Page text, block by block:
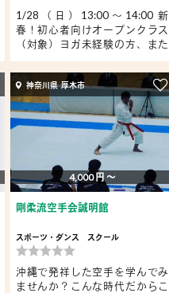
1/28（日）13:00～14:00 新
春！初心者向けオープンクラス
（対象）ヨガ未経験の方、また
神奈川県 厚木市
4,000 円 〜
剛柔流空手会誠明館
スポーツ・ダンス スクール
沖縄で発祥した空手を学んでみ
ませんか？こんな時代だからこ